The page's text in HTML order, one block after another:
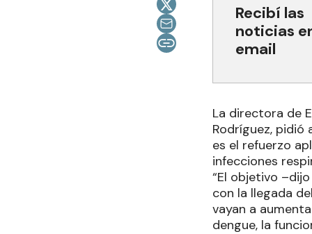
Recibí las
noticias
email
La directora de
Rodríguez, pidió
es el refuerzo
infecciones
“El objetivo
con la llegada
vayan a
dengue, la